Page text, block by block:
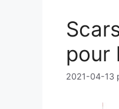
pour
2021-04-13